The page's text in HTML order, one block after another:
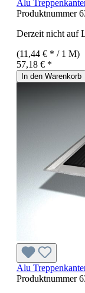
Alu
Produktnummer
Derzeit nicht auf
(11,44 € * / 1 M)
57,18 € *
In den Warenkorb
Alu
Produktnummer